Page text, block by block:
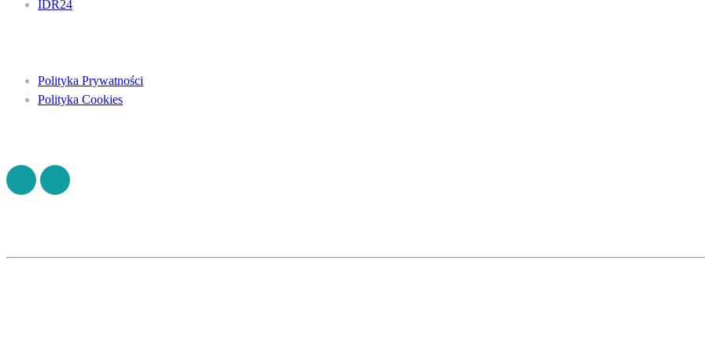
IDR24
Polityka Prywatności
Polityka Cookies